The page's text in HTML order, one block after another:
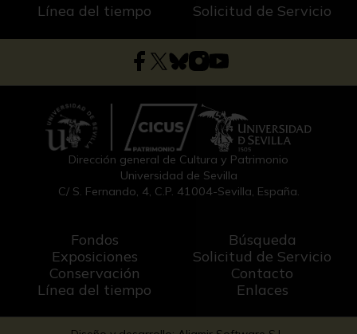
Línea del tiempo Solicitud de Servicio
Dirección general de Cultura y Patrimonio
Universidad de Sevilla
C/ S. Fernando, 4, C.P. 41004-Sevilla, España.
Fondos
Exposiciones
Conservación
Línea del tiempo
Búsqueda
Solicitud de Servicio
Contacto
Enlaces